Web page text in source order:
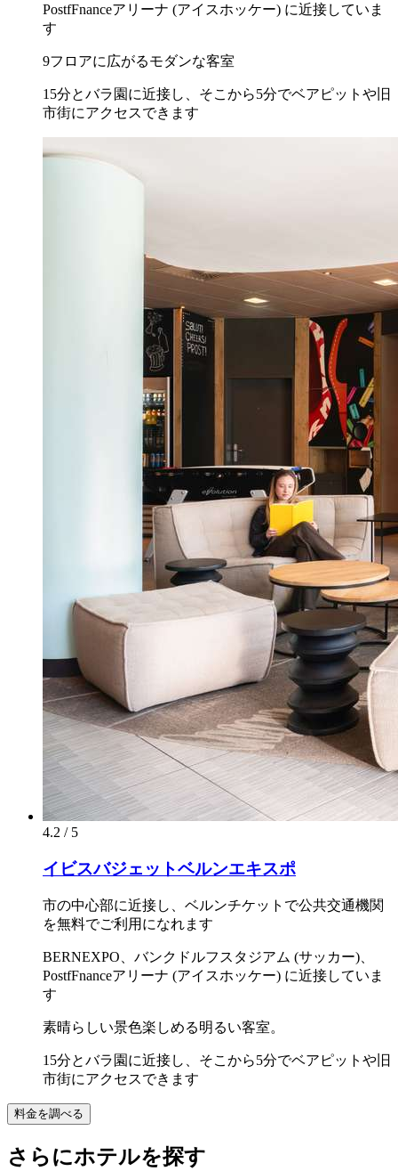
PostfFnanceアリーナ (アイスホッケー) に近接していま
す
9フロアに広がるモダンな客室
15分とバラ園に近接し、そこから5分でベアピットや旧
市街にアクセスできます
4.2 / 5
イビスバジェットベルンエキスポ
市の中心部に近接し、ベルンチケットで公共交通機関
を無料でご利用になれます
BERNEXPO、バンクドルフスタジアム (サッカー)、
PostfFnanceアリーナ (アイスホッケー) に近接していま
す
素晴らしい景色楽しめる明るい客室。
15分とバラ園に近接し、そこから5分でベアピットや旧
市街にアクセスできます
料金を調べる
さらにホテルを探す